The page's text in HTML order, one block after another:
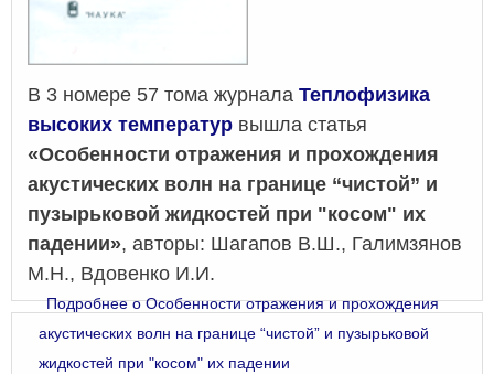
В 3 номере 57 тома журнала Теплофизика
высоких температур вышла статья
«Особенности отражения и прохождения
акустических волн на границе “чистой” и
пузырьковой жидкостей при "косом" их
падении», авторы: Шагапов В.Ш., Галимзянов
М.Н., Вдовенко И.И.
Подробнеео Особенности отражения и прохождения
акустических волн на границе “чистой” и пузырьковой
жидкостей при "косом" их падении